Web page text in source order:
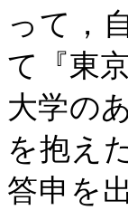
って，
て『東
大学の
を抱え
答申を